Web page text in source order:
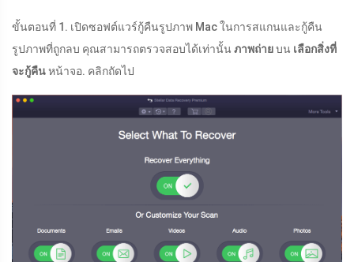
ขั้นตอนที่ 1. เปิดซอฟต์แวร์กู้คืนรูปภาพ Mac ในการสแกนและกู้คืน
รูปภาพที่ถูกลบ คุณสามารถตรวจสอบได้เท่านั้น ภาพถ่ายบน เลือกสิ่งที่
จะกู้คืนหน้าจอ. คลิกถัดไป